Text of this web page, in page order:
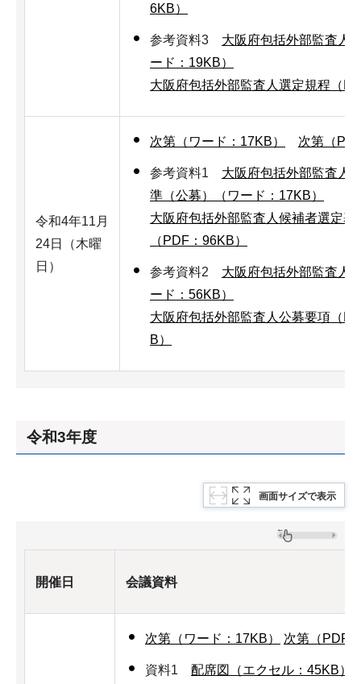
6KB）
参考資料3 大阪府包括外部監査人
ード：19KB）
大阪府包括外部監査人選定規程（
令和4年11月
24日（木曜
日）
次第（ワード：17KB） 次第（
参考資料1 大阪府包括外部監査人
準（公募）（ワード：17KB）
大阪府包括外部監査人候補者選定基
（PDF：96KB）
参考資料2 大阪府包括外部監査人
ード：56KB）
大阪府包括外部監査人公募要項（
B）
令和3年度
画面サイズで表示
開催日 会議資料
次第（ワード：17KB） 次第（PDF
資料1 配席図（エクセル：45KB）